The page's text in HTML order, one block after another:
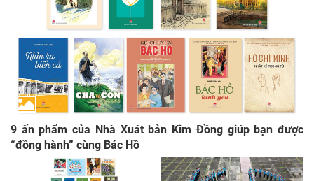
9 ấn phẩm của Nhà Xuát bản Kim Đồng giúp bạn được
“đồng hành” cùng Bác Hồ